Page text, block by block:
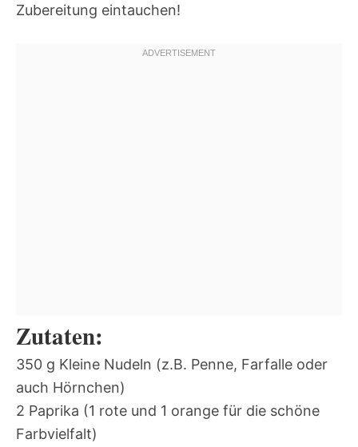
Zubereitung eintauchen!
Zutaten:
350 g Kleine Nudeln (z.B. Penne, Farfalle oder
auch Hörnchen)
2 Paprika (1 rote und 1 orange für die schöne
Farbvielfalt)